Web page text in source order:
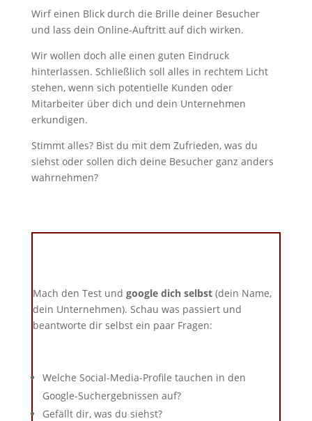
Wirf einen Blick durch die Brille deiner Besucher
und lass dein Online-Auftritt auf dich wirken.
Wir wollen doch alle einen guten Eindruck
hinterlassen. Schließlich soll alles in rechtem Licht
stehen, wenn sich potentielle Kunden oder
Mitarbeiter über dich und dein Unternehmen
erkundigen.
Stimmt alles? Bist du mit dem Zufrieden, was du
siehst oder sollen dich deine Besucher ganz anders
wahrnehmen?
Mach den Test und google dich selbst(dein Name,
dein Unternehmen). Schau was passiert und
beantworte dir selbst ein paar Fragen:
Welche Social-Media-Profile tauchen in den
Google-Suchergebnissen auf?
Gefällt dir, was du siehst?